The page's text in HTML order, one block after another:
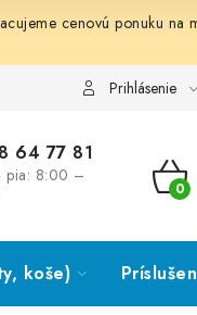
cenovú ponuku na
Prihlásenie
64 77 81
pia: 8:00 –
koše)